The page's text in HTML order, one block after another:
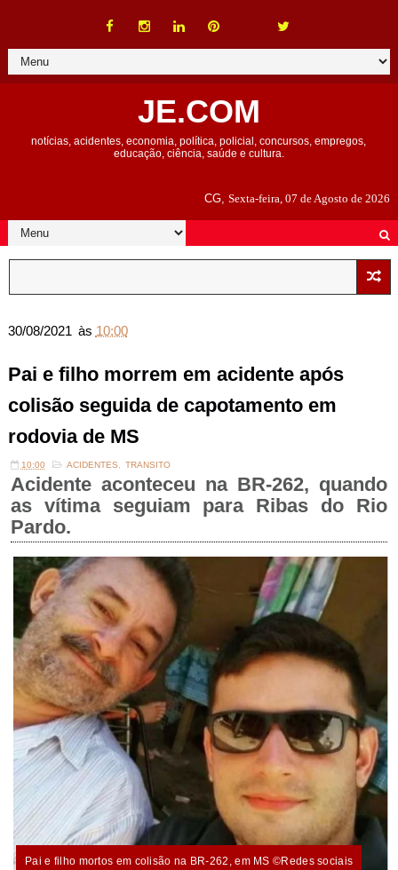
JE.COM
notícias, acidentes, economia, política, policial, concursos, empregos,
educação, ciência, saúde e cultura.
CG,Sexta-feira, 07 de Agosto de 2026
30/08/2021 às 10:00
Pai e filho morrem em acidente após
colisão seguida de capotamento em
rodovia de MS
10:00 ACIDENTES TRANSITO
Acidente aconteceu na BR-262, quando
as vítima seguiam para Ribas do Rio
Pardo.
Pai e filho mortos em colisão na BR-262, em MS ©Redes sociais